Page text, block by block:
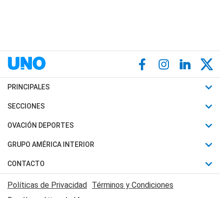
PRINCIPALES
Últimas Noticias
Política
Judiciales
Economia
SECCIONES
Horóscopo
Motores
Trucos caseros
Series y Películas
OVACIÓN DEPORTES
Fútbol
Mundial
Automovilismo
Rugby
GRUPO AMÉRICA INTERIOR
Canal 7 en Vivo
CONTACTO
Acerca de Nosotros
Políticas de Privacidad Términos y Condiciones